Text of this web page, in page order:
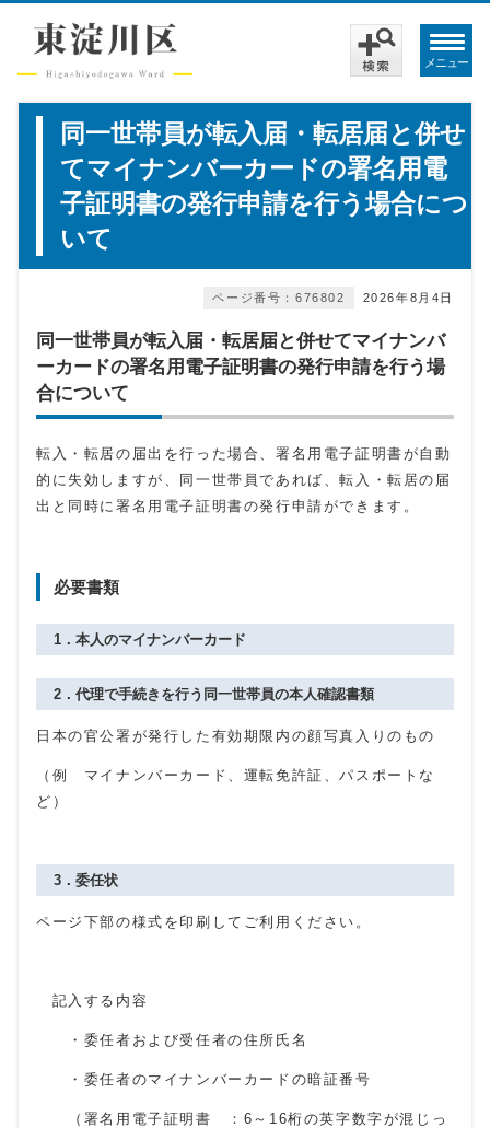
メニュー
同一世帯員が転入届・転居届と併せ
てマイナンバーカードの署名用電
子証明書の発行申請を行う場合につ
いて
2026年8月4日
ページ番号：676802
同一世帯員が転入届・転居届と併せてマイナンバ
ーカードの署名用電子証明書の発行申請を行う場
合について
転入・転居の届出を行った場合、署名用電子証明書が自動
的に失効しますが、同一世帯員であれば、転入・転居の届
出と同時に署名用電子証明書の発行申請ができます。
必要書類
1．本人のマイナンバーカード
2．代理で手続きを行う同一世帯員の本人確認書類
日本の官公署が発行した有効期限内の顔写真入りのもの
（例 マイナンバーカード、運転免許証、パスポートな
ど）
3．委任状
ページ下部の様式を印刷してご利用ください。
記入する内容
・委任者および受任者の住所氏名
・委任者のマイナンバーカードの暗証番号
（署名用電子証明書 ：6～16桁の英字数字が混じっ